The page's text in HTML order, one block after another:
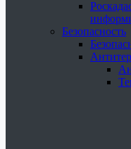
Безопасность